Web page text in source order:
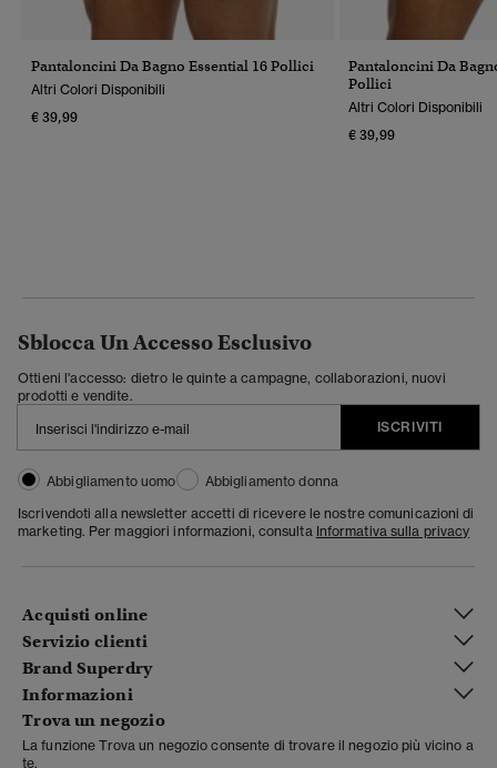
Pantaloncini Da Bagno Essential 16 Pollici
Altri Colori Disponibili
€ 39,99
Pantaloncini Da
Pollici
Altri Colori Disponibili
€ 39,99
Sblocca Un Accesso Esclusivo
Ottieni l'accesso: dietro le quinte a campagne, collaborazioni, nuovi
prodotti e vendite.
ISCRIVITI
Abbigliamento uomo
Abbigliamento donna
Iscrivendoti alla newsletter accetti di ricevere le nostre comunicazioni di
marketing. Per maggiori informazioni, consulta Informativa sulla privacy
Acquisti online
Servizio clienti
Brand Superdry
Informazioni
Trova un negozio
La funzione Trova un negozio consente di trovare il negozio più vicino a
te.